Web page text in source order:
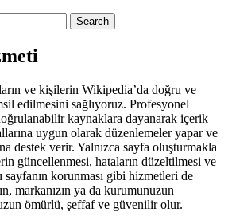
ve kişilerin Wikipedia’da doğru ve
edilmesini sağlıyoruz. Profesyonel
kaynaklara dayanarak içerik
uygun olarak düzenlemeler yapar ve
destek verir. Yalnızca sayfa oluşturmakla
güncellenmesi, hataların düzeltilmesi ve
sayfanın korunması gibi hizmetleri de
markanızın ya da kurumunuzun
ömürlü, şeffaf ve güvenilir olur.